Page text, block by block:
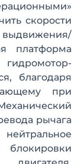
скорости
платформа
благодаря
при
рычага